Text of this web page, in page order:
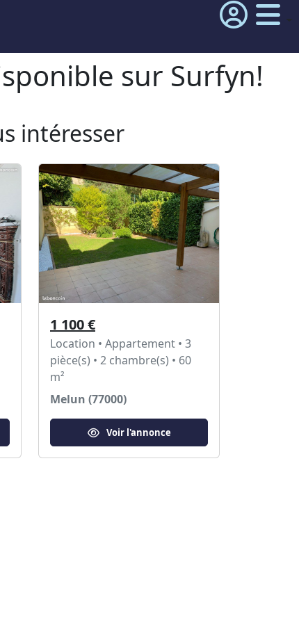
sur Surfyn!
intéresser
1 100 €
Location • Appartement • 3
pièce(s) • 2 chambre(s) • 60
m²
Melun (77000)
Voir l'annonce